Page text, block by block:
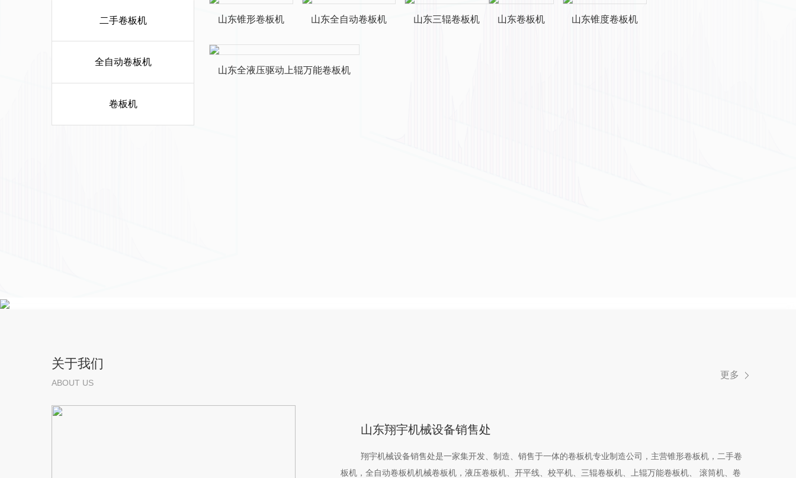
二手卷板机
全自动卷板机
卷板机
山东锥形卷板机 山东全自动卷板机 山东三辊卷板机 山东卷板机 山东锥度卷板机
山东全液压驱动上辊万能卷板机
关于我们
ABOUT US
更多
山东翔宇机械设备销售处
翔宇机械设备销售处是一家集开发、制造、销售于一体的卷板机专业制造公司，主营锥形卷板机，二手卷
板机，全自动卷板机机械卷板机，液压卷板机、开平线、校平机、三辊卷板机、上辊万能卷板机、 滚筒机、卷